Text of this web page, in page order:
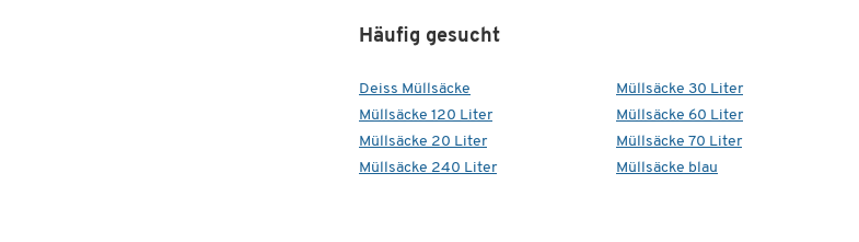
Häufig gesucht
Deiss Müllsäcke
Müllsäcke 120 Liter
Müllsäcke 20 Liter
Müllsäcke 240 Liter
Müllsäcke 30 Liter
Müllsäcke 60 Liter
Müllsäcke 70 Liter
Müllsäcke blau